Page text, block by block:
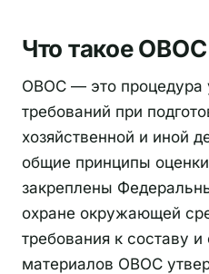
Что такое ОВОС
ОВОС — это процедура
требований при
хозяйственной и иной
общие принципы
закреплены
охране окружающей
требования к составу
материалов ОВОС